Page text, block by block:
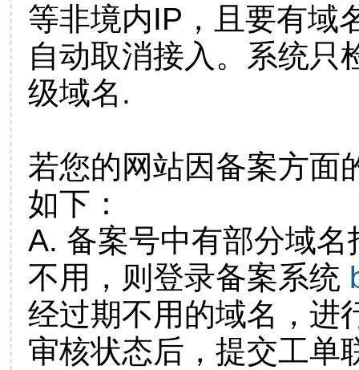
等非境内IP，且要有域
自动取消接入。系统只
级域名.
若您的网站因备案方面
如下：
A. 备案号中有部分域
不用，则登录备案系统
经过期不用的域名，进
审核状态后，提交工单